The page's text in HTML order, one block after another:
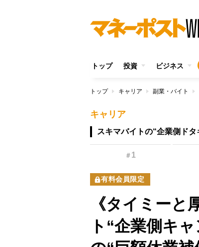
トップ 投資 ビジネス
トップ キャリア 副業・バイト
キャリア
スキマバイトの“企業側ドタ
＃ 1
有料会員限定
《タイミーと
ト“企業側キ